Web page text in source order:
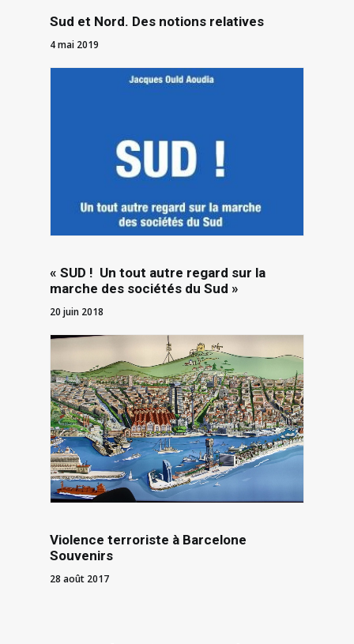
Sud et Nord . Des notions relatives
4 mai 2019
« SUD ! Un tout autre regard sur la
marche des sociétés du Sud »
20 juin 2018
Violence terroriste à Barcelone
Souvenirs
28 août 2017